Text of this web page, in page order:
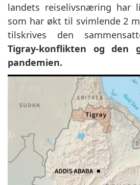
landets reiselivsnæring har
som har økt til svimlende 2
tilskrives den
Tigray-konflikten og den
pandemien.